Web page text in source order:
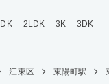
2LDK 3K
3DK
江東区 東陽町駅